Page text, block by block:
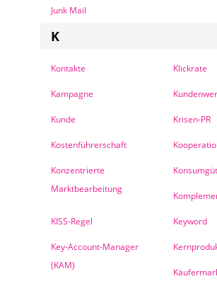
Junk Mail
K
Kontakte Klickrate
Kampagne
Kunde Krisen-PR
Kostenführerschaft
Konzentrierte
Marktbearbeitung
KISS-Regel Keyword
Key-Account-Manager
(KAM)